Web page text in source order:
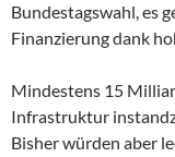
Bundestagswahl, es
Finanzierung dank
Mindestens 15
Infrastruktur
Bisher würden aber